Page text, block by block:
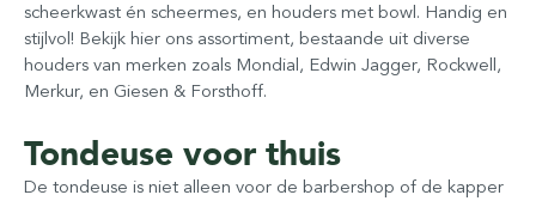
scheerkwast én scheermes, en houders met bowl. Handig en
stijlvol! Bekijk hier ons assortiment, bestaande uit diverse
houders van merken zoals Mondial, Edwin Jagger, Rockwell,
Merkur, en Giesen & Forsthoff.
Tondeuse voor thuis
De tondeuse is niet alleen voor de barbershop of de kapper